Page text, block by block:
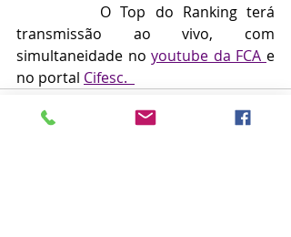
O Top do Ranking terá
transmissão ao vivo, com
simultaneidade no youtube da FCA e
no portal Cifesc.